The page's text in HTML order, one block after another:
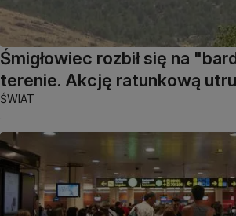
Śmigłowiec rozbił się na
terenie. Akcję ratunkową
ŚWIAT